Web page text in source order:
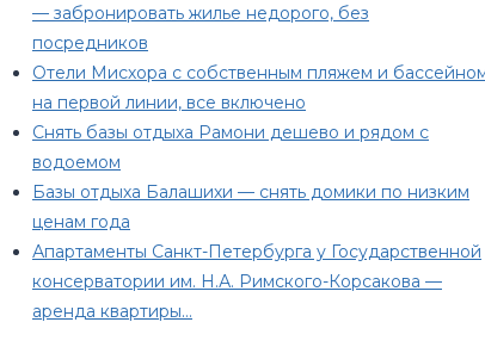
— забронировать жилье недорого, без
посредников
Отели Мисхора с собственным пляжем и
на первой линии, все включено
Снять базы отдыха Рамони дешево и рядом с
водоемом
Базы отдыха Балашихи — снять домики по низким
ценам года
Апартаменты Санкт-Петербурга у Государственной
консерватории им. Н.А. Римского-Корсакова —
аренда квартиры…